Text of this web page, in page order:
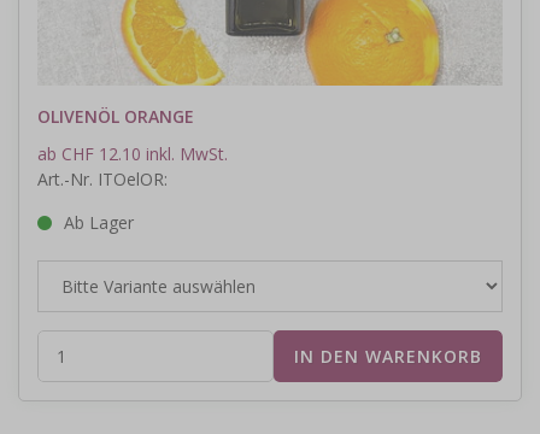
OLIVENÖL ORANGE
ab CHF 12.10 inkl. MwSt.
Art.-Nr. ITOelOR:
Ab Lager